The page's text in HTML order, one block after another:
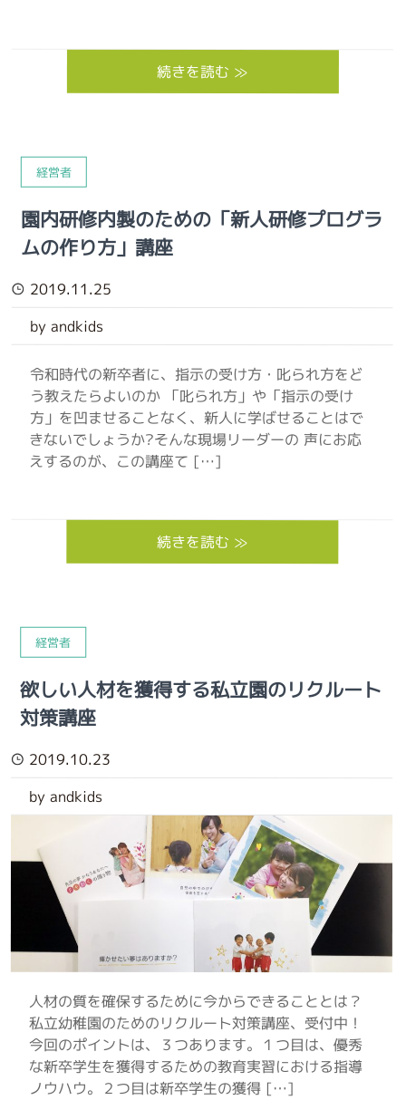
続きを読む ≫
経営者
園内研修内製のための「新人研修プログラ
ムの作り方」講座
2019.11.25
by andkids
令和時代の新卒者に、指示の受け方・叱られ方をど
う教えたらよいのか 「叱られ方」や「指示の受け
方」を凹ませることなく、新人に学ばせることはで
きないでしょうか?そんな現場リーダーの 声にお応
えするのが、この講座て […]
続きを読む ≫
経営者
欲しい人材を獲得する私立園のリクルート
対策講座
2019.10.23
by andkids
人材の質を確保するために今からできることとは？
私立幼稚園のためのリクルート対策講座、受付中！
今回のポイントは、３つあります。１つ目は、優秀
な新卒学生を獲得するための教育実習における指導
ノウハウ。２つ目は新卒学生の獲得 […]